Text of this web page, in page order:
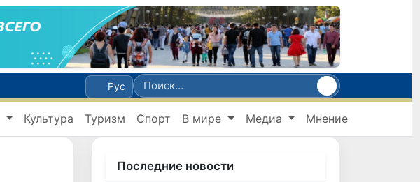
Рус
Культура Туризм Спорт В мире Медиа Мнение
Последние новости